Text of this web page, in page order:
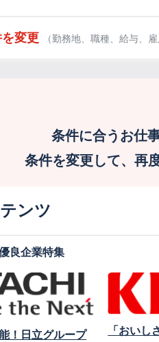
変更 （勤務地、職種、給与、
条件に合うお仕
条件を変更して、再
ンツ
良企業特集
！日立グループ
「おいし